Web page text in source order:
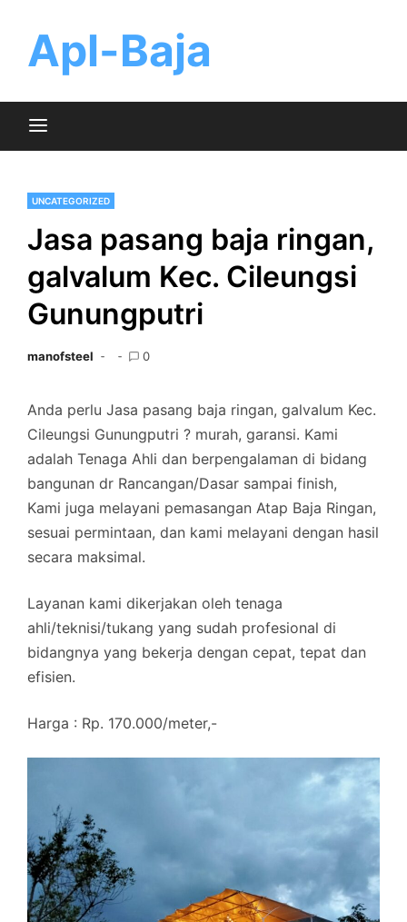
contentApl-Baja
UNCATEGORIZED
Jasa pasang baja ringan,
galvalum Kec. Cileungsi
Gunungputri
manofsteel 0
Anda perlu Jasa pasang baja ringan, galvalum Kec.
Cileungsi Gunungputri ? murah, garansi. Kami
adalah Tenaga Ahli dan berpengalaman di bidang
bangunan dr Rancangan/Dasar sampai finish,
Kami juga melayani pemasangan Atap Baja Ringan,
sesuai permintaan, dan kami melayani dengan hasil
secara maksimal.
Layanan kami dikerjakan oleh tenaga
ahli/teknisi/tukang yang sudah profesional di
bidangnya yang bekerja dengan cepat, tepat dan
efisien.
Harga : Rp. 170.000/meter,-